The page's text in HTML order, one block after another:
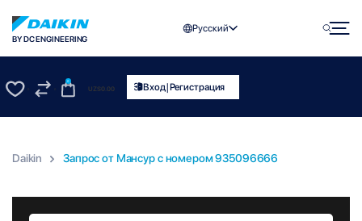
BY DC ENGINEERING
Русский
0
UZS0.00 Вход|Регистрация
Daikin Запрос от Мансур c номером 935096666